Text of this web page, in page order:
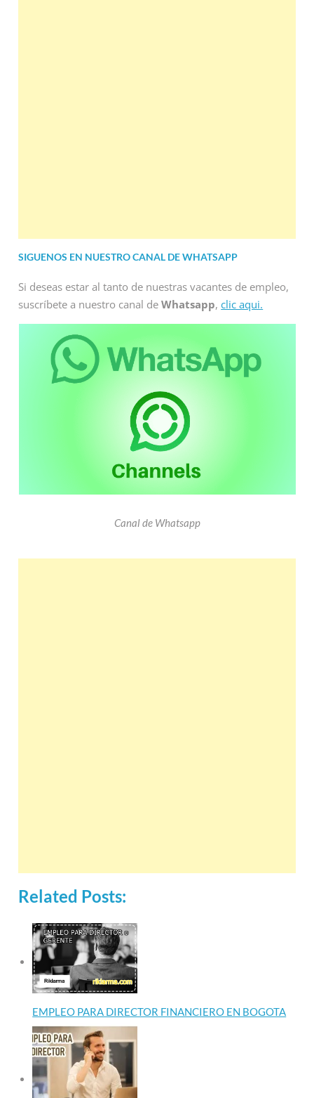
SIGUENOS EN NUESTRO CANAL DE WHATSAPP
Si deseas estar al tanto de nuestras vacantes de empleo,
suscríbete a nuestro canal deWhatsapp,clic aqui.
Canal de Whatsapp
Related Posts:
EMPLEO PARA DIRECTOR FINANCIERO EN BOGOTA